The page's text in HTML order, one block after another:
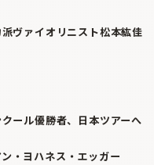
ヴァイオリニスト松本紘佳
ール優勝者、日本ツアーへ
・ヨハネス・エッガー